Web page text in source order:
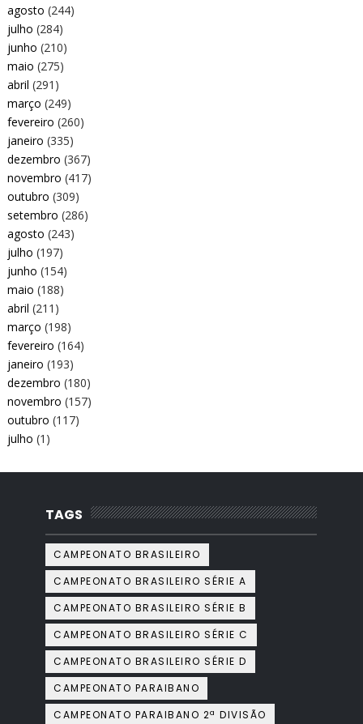
agosto (244)
julho (284)
junho (210)
maio (275)
abril (291)
março (249)
fevereiro (260)
janeiro (335)
dezembro (367)
novembro (417)
outubro (309)
setembro (286)
agosto (243)
julho (197)
junho (154)
maio (188)
abril (211)
março (198)
fevereiro (164)
janeiro (193)
dezembro (180)
novembro (157)
outubro (117)
julho (1)
TAGS
CAMPEONATO BRASILEIRO
CAMPEONATO BRASILEIRO SÉRIE A
CAMPEONATO BRASILEIRO SÉRIE B
CAMPEONATO BRASILEIRO SÉRIE C
CAMPEONATO BRASILEIRO SÉRIE D
CAMPEONATO PARAIBANO
CAMPEONATO PARAIBANO 2ª DIVISÃO